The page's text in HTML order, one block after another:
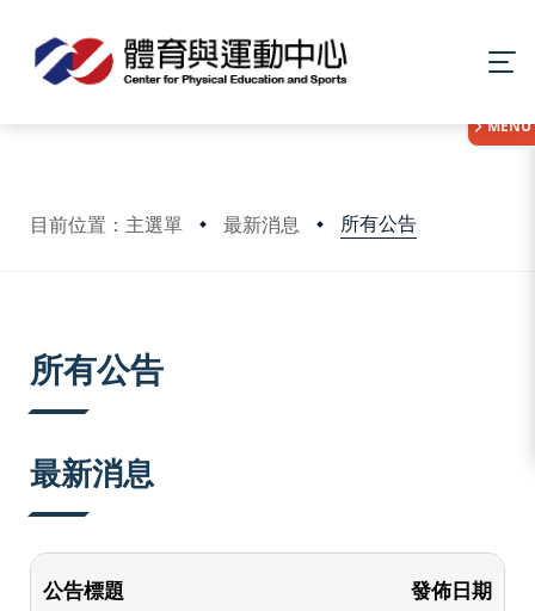
目前位置：主選單 最新消息 所有公告
MENU
所有公告
最新消息
公告標題 發佈日期